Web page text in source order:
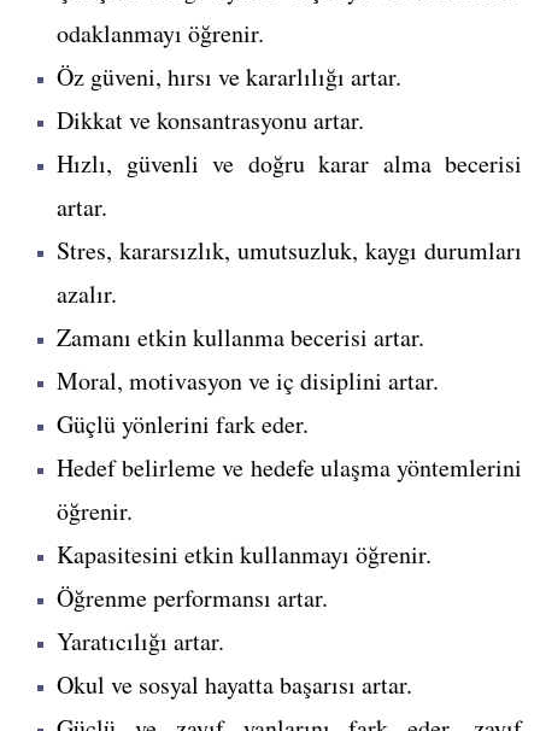
odaklanmayı öğrenir.
Öz güveni, hırsı ve kararlılığı artar.
Dikkat ve konsantrasyonu artar.
Hızlı, güvenli ve doğru karar alma becerisi
artar.
Stres, kararsızlık, umutsuzluk, kaygı durumları
azalır.
Zamanı etkin kullanma becerisi artar.
Moral, motivasyon ve iç disiplini artar.
Güçlü yönlerini fark eder.
Hedef belirleme ve hedefe ulaşma yöntemlerini
öğrenir.
Kapasitesini etkin kullanmayı öğrenir.
Öğrenme performansı artar.
Yaratıcılığı artar.
Okul ve sosyal hayatta başarısı artar.